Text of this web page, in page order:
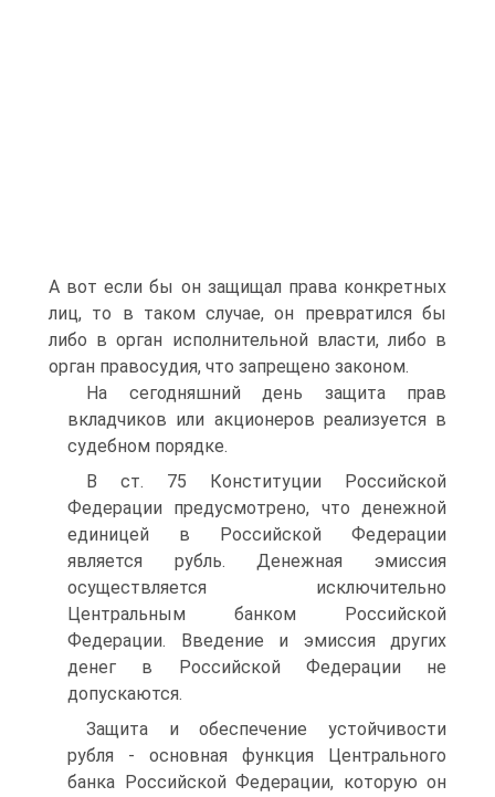
А вот если бы он защищал права конкретных
лиц, то в таком случае, он превратился бы
либо в орган исполнительной власти, либо в
орган правосудия, что запрещено законом.
На сегодняшний день защита прав
вкладчиков или акционеров реализуется в
судебном порядке.
В ст. 75 Конституции Российской
Федерации предусмотрено, что денежной
единицей в Российской Федерации
является рубль. Денежная эмиссия
осуществляется исключительно
Центральным банком Российской
Федерации. Введение и эмиссия других
денег в Российской Федерации не
допускаются.
Защита и обеспечение устойчивости
рубля - основная функция Центрального
банка Российской Федерации, которую он